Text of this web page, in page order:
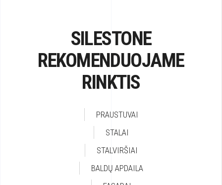
SILESTONE
REKOMENDUOJAME
RINKTIS
PRAUSTUVAI
STALAI
STALVIRŠIAI
BALDŲ APDAILA